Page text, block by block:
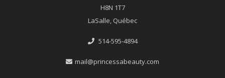
H8N 1T7
LaSalle, Québec
514-595-4894
mail@princessabeauty.com